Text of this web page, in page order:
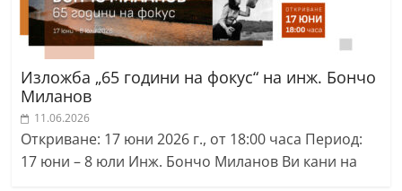
Изложба „65 години на фокус“ на инж. Бончо
Миланов
11.06.2026
Откриване: 17 юни 2026 г., от 18:00 часа Период:
17 юни – 8 юли Инж. Бончо Миланов Ви кани на